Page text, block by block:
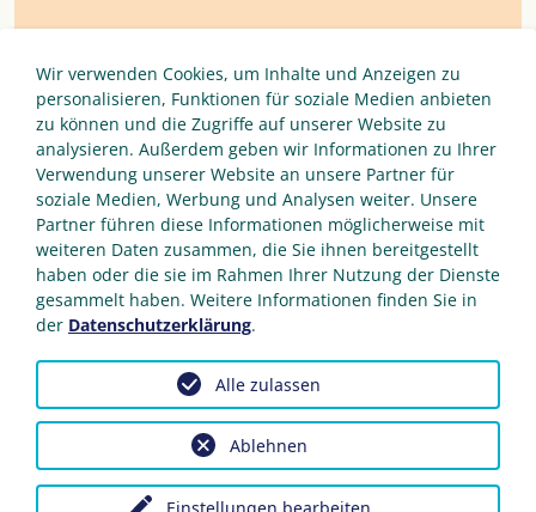
Datenschutz
Ja, ich erkenne dieDatenschutzerklärungan.
AGB
Ja, ich erkenne dieallgemeinen Bedingungen
an.
Weiter
Impressum AGB Datenschutz Sitemap
© Copyright 2026hoffmann
Wir verwenden Cookies, um Inhalte und Anzeigen zu
personalisieren, Funktionen für soziale Medien anbieten
zu können und die Zugriffe auf unserer Website zu
analysieren. Außerdem geben wir Informationen zu Ihrer
Verwendung unserer Website an unsere Partner für
soziale Medien, Werbung und Analysen weiter. Unsere
Partner führen diese Informationen möglicherweise mit
weiteren Daten zusammen, die Sie ihnen bereitgestellt
haben oder die sie im Rahmen Ihrer Nutzung der Dienste
gesammelt haben. Weitere Informationen finden Sie in
der Datenschutzerklärung.
Ablehnen
Alle zulassen